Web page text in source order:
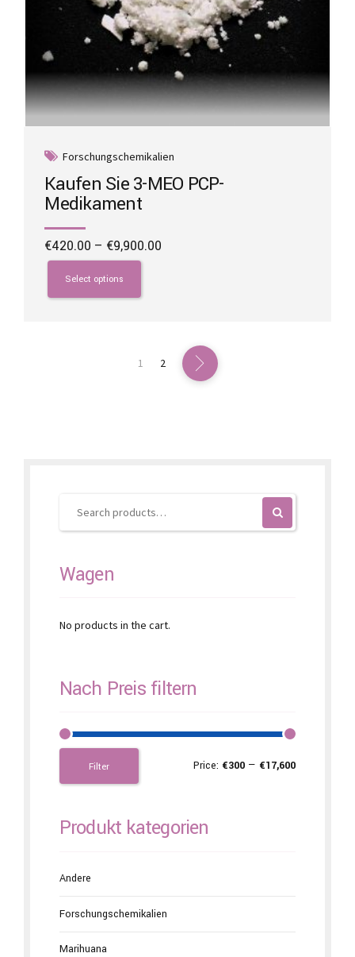
Forschungschemikalien
Kaufen Sie 3-MEO PCP-
Medikament
€420.00 – €9,900.00
Select options
This
product
has
1 2
Wagen
No products in the cart.
Nach Preis filtern
Filter Price: €300 — €17,600
Produkt kategorien
Andere
Forschungschemikalien
Marihuana